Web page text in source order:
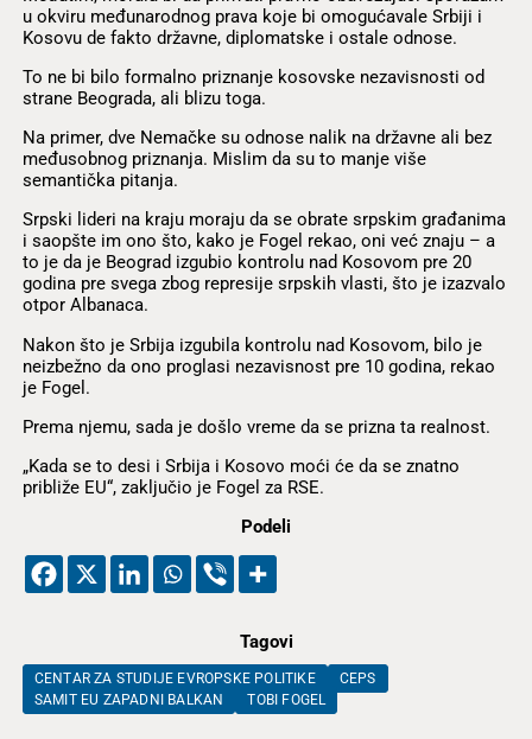
u okviru međunarodnog prava koje bi omogućavale Srbiji i
Kosovu de fakto državne, diplomatske i ostale odnose.
To ne bi bilo formalno priznanje kosovske nezavisnosti od
strane Beograda, ali blizu toga.
Na primer, dve Nemačke su odnose nalik na državne ali bez
međusobnog priznanja. Mislim da su to manje više
semantička pitanja.
Srpski lideri na kraju moraju da se obrate srpskim građanima
i saopšte im ono što, kako je Fogel rekao, oni već znaju – a
to je da je Beograd izgubio kontrolu nad Kosovom pre 20
godina pre svega zbog represije srpskih vlasti, što je izazvalo
otpor Albanaca.
Nakon što je Srbija izgubila kontrolu nad Kosovom, bilo je
neizbežno da ono proglasi nezavisnost pre 10 godina, rekao
je Fogel.
Prema njemu, sada je došlo vreme da se prizna ta realnost.
„Kada se to desi i Srbija i Kosovo moći će da se znatno
približe EU“, zaključio je Fogel za RSE.
Podeli
Tagovi
CENTAR ZA STUDIJE EVROPSKE POLITIKE
CEPS
SAMIT EU ZAPADNI BALKAN
TOBI FOGEL